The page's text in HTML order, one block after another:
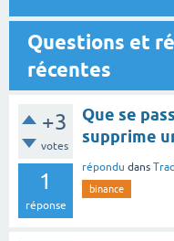
Questions et
récentes
+3
votes
1
réponse
Que se
supprime
répondu dans
binance